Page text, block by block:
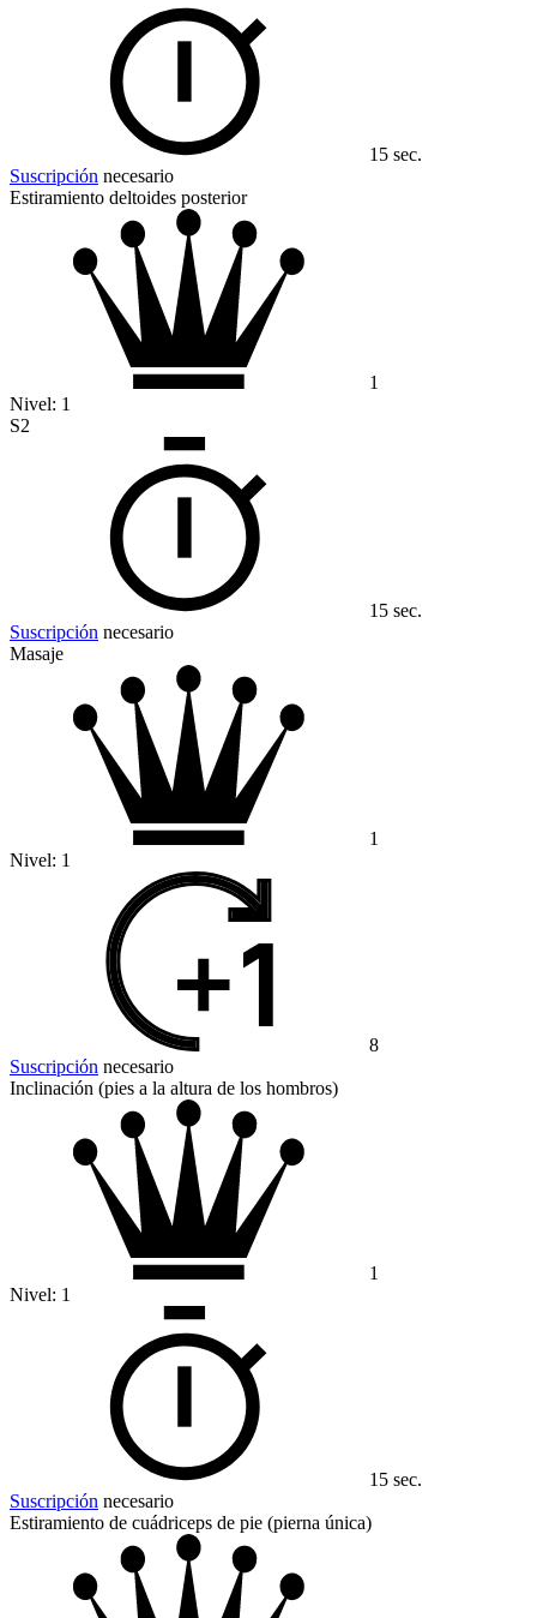
15 sec.
Suscripción necesario
Estiramiento deltoides posterior
1
Nivel: 1
S2
15 sec.
Suscripción necesario
Masaje
1
Nivel: 1
8
Suscripción necesario
Inclinación (pies a la altura de los hombros)
1
Nivel: 1
15 sec.
Suscripción necesario
Estiramiento de cuádriceps de pie (pierna única)